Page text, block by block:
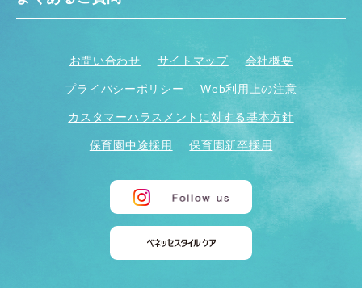
お問い合わせ サイトマップ 会社概要
プライバシーポリシー Web利用上の注意
カスタマーハラスメントに対する基本方針
保育園中途採用 保育園新卒採用